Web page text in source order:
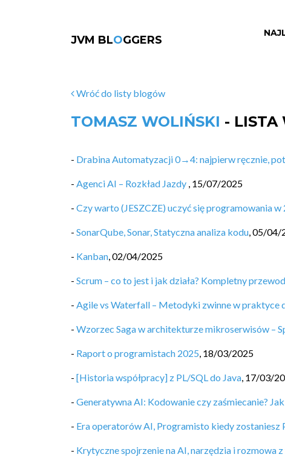
JVM BLOGGERS
Wróć do listy blogów
TOMASZ WOLIŃSKI - LISTA
- Drabina Automatyzacji 0→4: najpierw ręcznie,
- Agenci AI – Rozkład Jazdy , 15/07/2025
- Czy warto (JESZCZE) uczyć się programowania w
- SonarQube, Sonar, Statyczna analiza kodu,05/04/
- Kanban,02/04/2025
- Scrum – co to jest i jak działa? Kompletny
- Agile vs Waterfall – Metodyki zwinne w praktyce
- Wzorzec Saga w architekturze mikroserwisów –
- Raport o programistach 2025, 18/03/2025
- [Historia współpracy] z PL/SQL do Java, 17/03/
- Generatywna AI: Kodowanie czy zaśmiecanie?
- Era operatorów AI, Programisto kiedy zostaniesz
- Krytyczne spojrzenie na AI, narzędzia i rozmowa